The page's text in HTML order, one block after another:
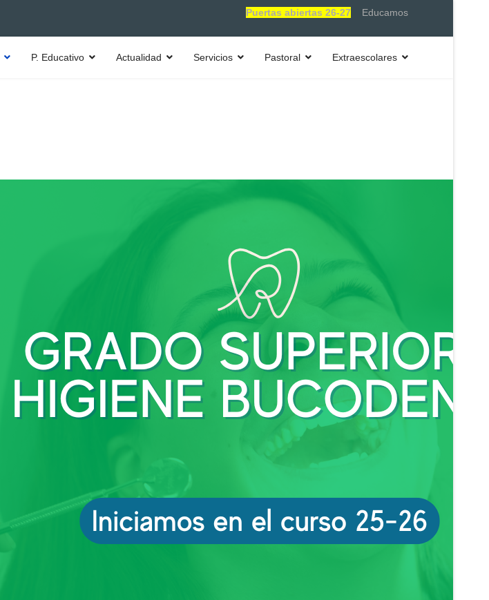
Puertas abiertas 26-27 Educamos
P. Educativo Actualidad Servicios Pastoral Extraescolares